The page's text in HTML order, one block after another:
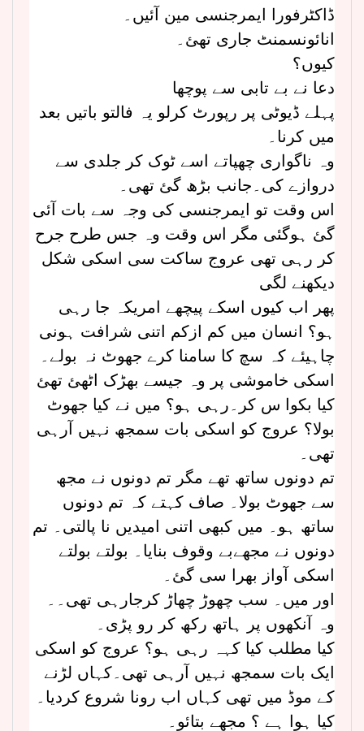
ڈاکٹرفورا ایمرجنسی مین آئیں۔
انائونسمنٹ جاری تھئ۔
کیوں؟
دعا نے بے تابی سے پوچھا
پہلے ڈیوٹی پر رپورٹ کرلو یہ فالتو باتیں بعد
میں کرنا۔
وہ ناگواری چھپاتے اسے ٹوک کر جلدی سے
دروازے کی۔جانب بڑھ گئ تھی۔
اس وقت تو ایمرجنسی کی وجہ سے بات آئی
گئ ہوگئی مگر اس وقت وہ جس طرح جرح
کر رہی تھی عروج ساکت سی اسکی شکل
دیکھنے لگی
پھر اب کیوں اسکے پیچھے امریکہ جا رہی
ہو؟ انسان میں کم ازکم اتنی شرافت ہونی
چاہیئے کہ سچ کا سامنا کرے جھوٹ نہ بولے۔
اسکی خاموشی پر وہ جیسے بھڑک اٹھئ تھئ
کیا بکوا س کر۔رہی ہو؟ میں نے کیا جھوٹ
بولا؟ عروج کو اسکی بات سمجھ نہیں آرہی
تھی۔
تم دونوں ساتھ تھے مگر تم دونوں نے مجھ
سے جھوٹ بولا۔ صاف کہتے کہ تم دونوں
ساتھ ہو۔ میں کبھی اتنی امیدیں نا پالتی۔ تم
دونوں نے مجھےبے وقوف بنایا۔ بولتے بولتے
اسکی آواز بھرا سی گئ۔
اور میں۔ سب چھوڑ چھاڑ کرجارہی تھی۔۔
وہ آنکھوں پر ہاتھ رکھ کر رو پڑی۔
کیا مطلب کیا کہہ رہی ہو؟ عروج کو اسکی
ایک بات سمجھ نہیں آرہی تھی۔کہاں لڑنے
کے موڈ میں تھی کہاں اب رونا شروع کردیا۔
کیا ہوا ہے ؟ مجھے بتائو۔